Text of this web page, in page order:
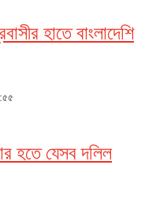
হাতে বাংলাদেশি
হতে যেসব দলিল